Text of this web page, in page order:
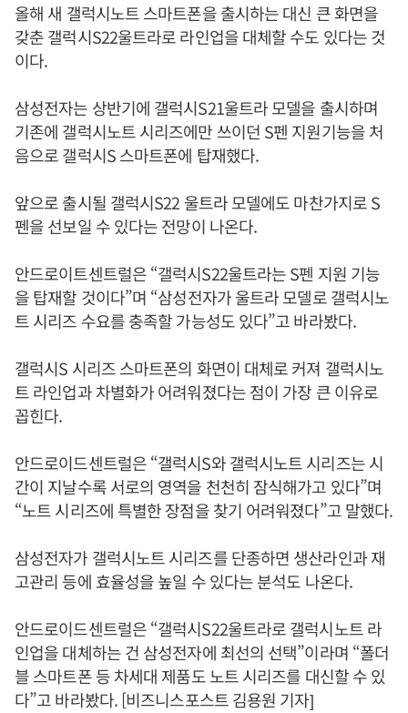
올해 새 갤럭시노트 스마트폰을 출시하는 대신 큰 화면을
갖춘 갤럭시S22울트라로 라인업을 대체할 수도 있다는 것
이다.
삼성전자는 상반기에 갤럭시S21울트라 모델을 출시하며
기존에 갤럭시노트 시리즈에만 쓰이던 S펜 지원기능을 처
음으로 갤럭시S 스마트폰에 탑재했다.
앞으로 출시될 갤럭시S22 울트라 모델에도 마찬가지로 S
펜을 선보일 수 있다는 전망이 나온다.
안드로이트센트럴은 “갤럭시S22울트라는 S펜 지원 기능
을 탑재할 것이다”며 “삼성전자가 울트라 모델로 갤럭시노
트 시리즈 수요를 충족할 가능성도 있다”고 바라봤다.
갤럭시S 시리즈 스마트폰의 화면이 대체로 커져 갤럭시노
트 라인업과 차별화가 어려워졌다는 점이 가장 큰 이유로
꼽힌다.
안드로이드센트럴은 “갤럭시S와 갤럭시노트 시리즈는 시
간이 지날수록 서로의 영역을 천천히 잠식해가고 있다”며
“노트 시리즈에 특별한 장점을 찾기 어려워졌다”고 말했다.
삼성전자가 갤럭시노트 시리즈를 단종하면 생산라인과 재
고관리 등에 효율성을 높일 수 있다는 분석도 나온다.
안드로이드센트럴은 “갤럭시S22울트라로 갤럭시노트 라
인업을 대체하는 건 삼성전자에 최선의 선택”이라며 “폴더
블 스마트폰 등 차세대 제품도 노트 시리즈를 대신할 수 있
다”고 바라봤다. [비즈니스포스트 김용원 기자]